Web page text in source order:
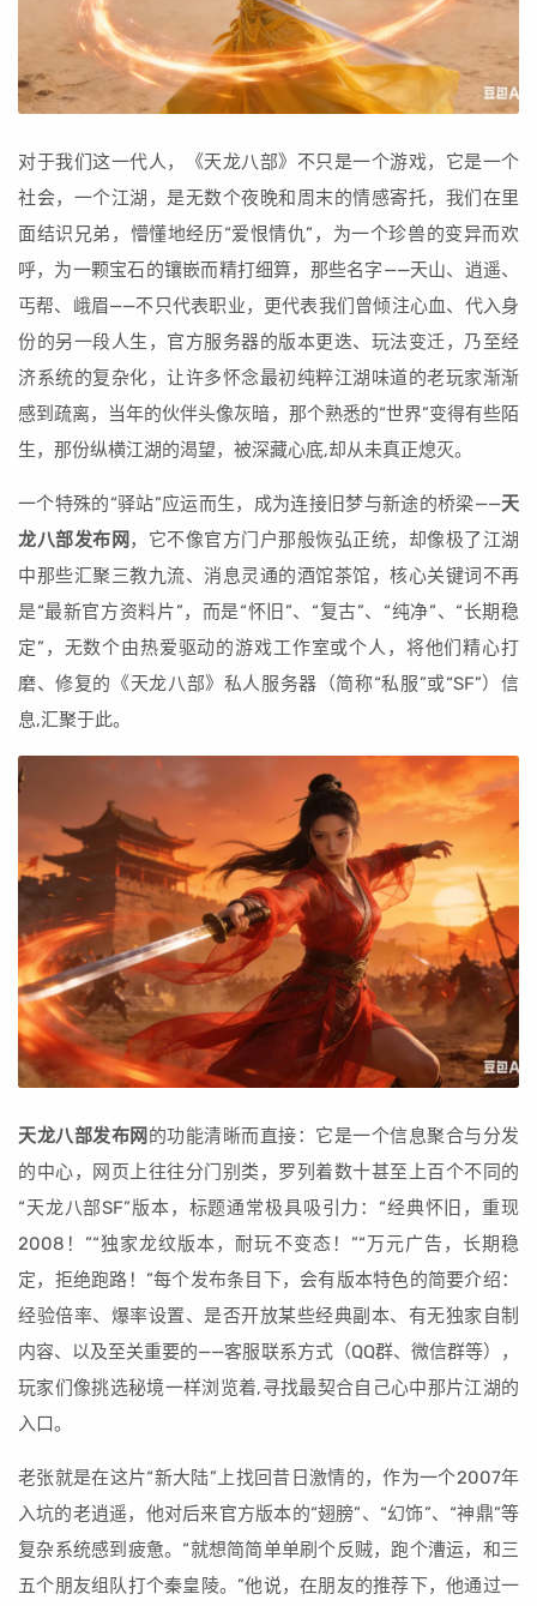
对于我们这一代人，《天龙八部》不只是一个游戏，它是一个
社会，一个江湖，是无数个夜晚和周末的情感寄托，我们在里
面结识兄弟，懵懂地经历“爱恨情仇”，为一个珍兽的变异而欢
呼，为一颗宝石的镶嵌而精打细算，那些名字——天山、逍遥、
丐帮、峨眉——不只代表职业，更代表我们曾倾注心血、代入身
份的另一段人生，官方服务器的版本更迭、玩法变迁，乃至经
济系统的复杂化，让许多怀念最初纯粹江湖味道的老玩家渐渐
感到疏离，当年的伙伴头像灰暗，那个熟悉的“世界”变得有些陌
生，那份纵横江湖的渴望，被深藏心底,却从未真正熄灭。
一个特殊的“驿站”应运而生，成为连接旧梦与新途的桥梁——天
龙八部发布网 ，它不像官方门户那般恢弘正统，却像极了江湖
中那些汇聚三教九流、消息灵通的酒馆茶馆，核心关键词不再
是“最新官方资料片”，而是“怀旧”、“复古”、“纯净”、“长期稳
定”，无数个由热爱驱动的游戏工作室或个人，将他们精心打
磨、修复的《天龙八部》私人服务器（简称“私服”或“SF”）信
息,汇聚于此。
天龙八部发布网 的功能清晰而直接：它是一个信息聚合与分发
的中心，网页上往往分门别类，罗列着数十甚至上百个不同的
“天龙八部SF”版本，标题通常极具吸引力：“经典怀旧，重现
2008！”“独家龙纹版本，耐玩不变态！”“万元广告，长期稳
定，拒绝跑路！”每个发布条目下，会有版本特色的简要介绍：
经验倍率、爆率设置、是否开放某些经典副本、有无独家自制
内容、以及至关重要的——客服联系方式（QQ群、微信群等），
玩家们像挑选秘境一样浏览着,寻找最契合自己心中那片江湖的
入口。
老张就是在这片“新大陆”上找回昔日激情的，作为一个2007年
入坑的老逍遥，他对后来官方版本的“翅膀”、“幻饰”、“神鼎”等
复杂系统感到疲惫。“就想简简单单刷个反贼，跑个漕运，和三
五个朋友组队打个秦皇陵。”他说，在朋友的推荐下，他通过一